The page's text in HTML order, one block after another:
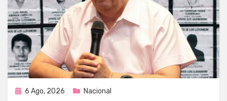
Publicada
6 Ago, 2026 Nacional